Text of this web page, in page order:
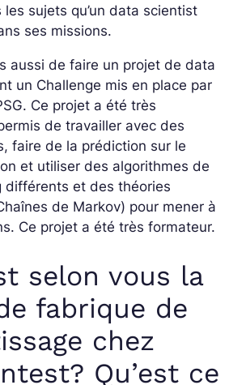
sujets qu’un data scientist
ses missions.
aussi de faire un projet de data
un Challenge mis en place par
Ce projet a été très
de travailler avec des
faire de la prédiction sur le
et utiliser des algorithmes de
différents et des théories
de Markov) pour mener à
Ce projet a été très formateur.
selon vous la
fabrique de
chez
Qu’est ce